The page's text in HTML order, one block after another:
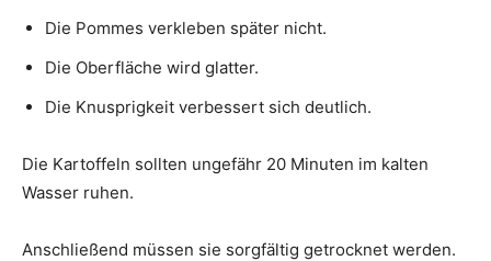
Die Pommes verkleben später nicht.
Die Oberfläche wird glatter.
Die Knusprigkeit verbessert sich deutlich.
Die Kartoffeln sollten ungefähr 20 Minuten im kalten
Wasser ruhen.
Anschließend müssen sie sorgfältig getrocknet werden.